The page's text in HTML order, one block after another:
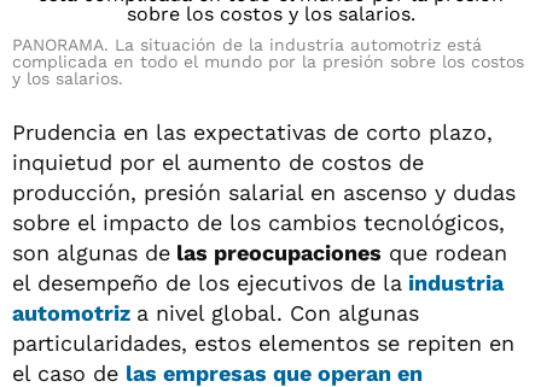
PANORAMA. La situación de la industria automotriz está
complicada en todo el mundo por la presión sobre los costos
y los salarios.
Prudencia en las expectativas de corto plazo,
inquietud por el aumento de costos de
producción, presión salarial en ascenso y dudas
sobre el impacto de los cambios tecnológicos,
son algunas de las preocupaciones que rodean
el desempeño de los ejecutivos de la industria
automotriz a nivel global. Con algunas
particularidades, estos elementos se repiten en
el caso de las empresas que operan en